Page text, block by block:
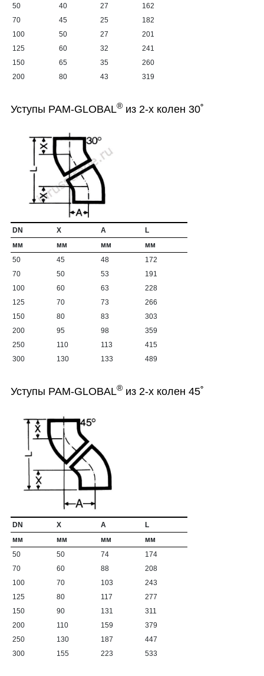
50
40 27
162
70
45 25
182
100
50 27
201
125
60 32
241
150
65 35
260
200
80 43 319
Уступы PAM-GLOBAL® из 2-х колен 30˚
DN X A
L
мм
мм мм
мм
50
45 48
172
70
50 53
191
100
60 63
228
125
70 73
266
150
80 83
303
200
95 98
359
250
110 113
415
300
130 133 489
Уступы PAM-GLOBAL® из 2-х колен 45˚
DN X A
L
мм
мм мм
мм
50
50 74
174
70
60 88
208
100
70 103
243
125
80 117
277
150
90 131
311
200
110 159
379
250
130 187
447
300
155 223 533